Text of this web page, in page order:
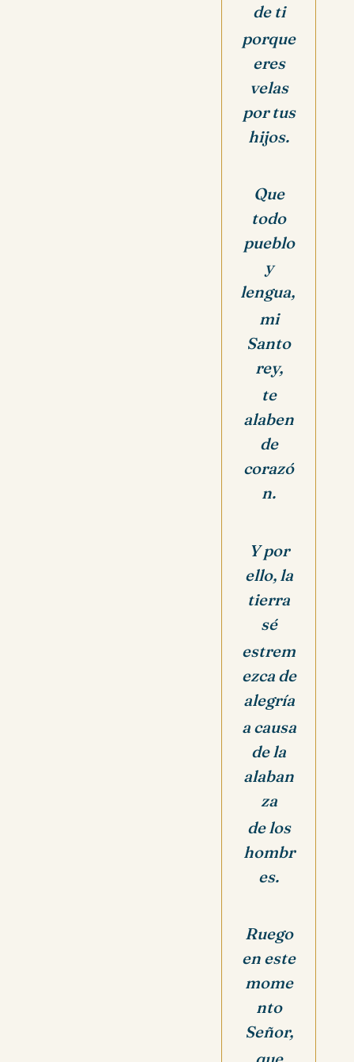
de ti
porque
eres
velas
por tus
hijos.
Que
todo
pueblo
y
lengua,
mi
Santo
rey,
te
alaben
de
corazó
n.
Y por
ello, la
tierra
sé
estrem
ezca de
alegría
a causa
de la
alaban
za
de los
hombr
es.
Ruego
en este
mome
nto
Señor,